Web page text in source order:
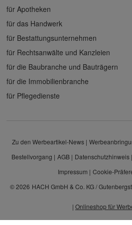
für Apotheken
für das Handwerk
für Bestattungsunternehmen
für Rechtsanwälte und Kanzleien
für die Baubranche und Bauträgern
für die Immobilienbranche
für Pflegedienste
Zu den Werbeartikel-News
Bestellvorgang
AGB Datenschutzhinweis
Impressum
Cookie-
© 2026 HACH GmbH & Co. KG /
| Onlineshop für